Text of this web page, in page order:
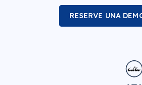
RESERVE UNA